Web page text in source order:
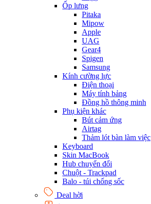
Ốp lưng
Pitaka
Mipow
Apple
UAG
Gear4
Spigen
Samsung
Kính cường lực
Điện thoại
Máy tính bảng
Đồng hồ thông minh
Phụ kiện khác
Bút cảm ứng
Airtag
Thảm lót bàn làm việc
Keyboard
Skin MacBook
Hub chuyển đổi
Chuột - Trackpad
Balo - túi chống sốc
Deal hời